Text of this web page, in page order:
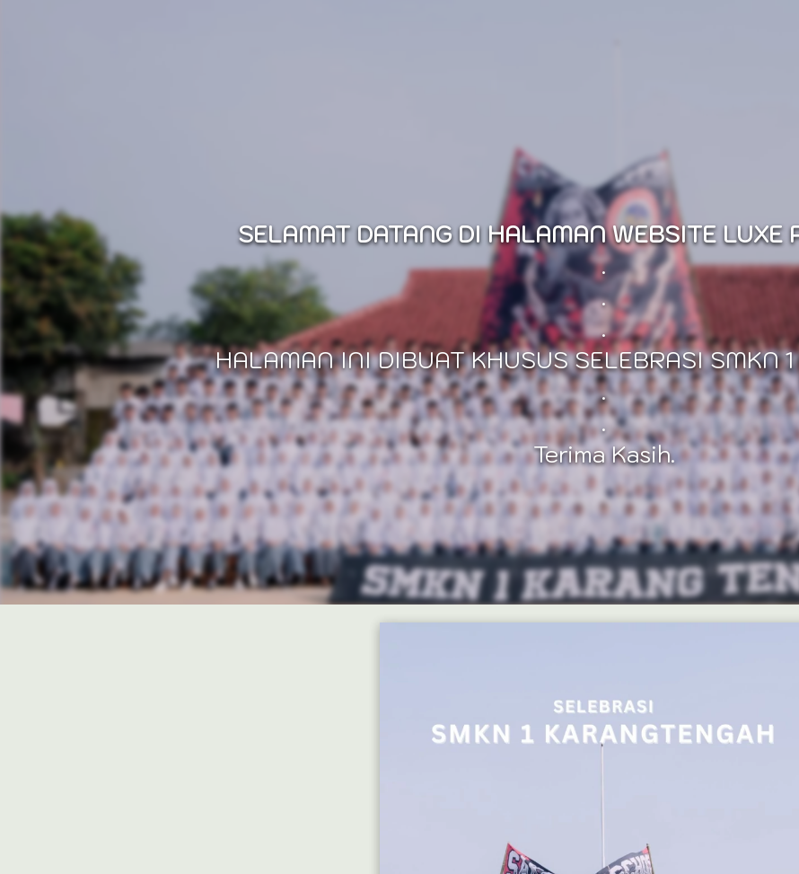
SELAMAT DATANG DI HALAMAN WEBSITE LUXE
.
.
.
HALAMAN INI DIBUAT KHUSUS SELEBRASI SMKN
.
.
Terima Kasih.